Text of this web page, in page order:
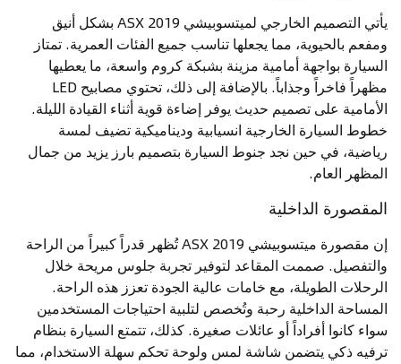
يأتي التصميم الخارجي لميتسوبيشي ASX 2019 بشكل أنيق
ومفعم بالحيوية، مما يجعلها تناسب جميع الفئات العمرية. تمتاز
السيارة بواجهة أمامية مزينة بشبكة كروم واسعة، ما يعطيها
مظهراً فاخراً وجذاباً. بالإضافة إلى ذلك، تحتوي مصابيح LED
الأمامية على تصميم حديث يوفر إضاءة قوية أثناء القيادة الليلة.
خطوط السيارة الخارجية انسيابية وديناميكية تضيف لمسة
رياضية، في حين نجد جنوط السيارة بتصميم بارز يزيد من جمال
المظهر العام.
المقصورة الداخلية
إن مقصورة ميتسوبيشي ASX 2019 تُظهر قدراً كبيراً من الراحة
والتفصيل. صممت المقاعد لتوفير تجربة جلوس مريحة خلال
الرحلات الطويلة، مع خامات عالية الجودة تعزز هذه الراحة.
المساحة الداخلية رحبة وتُخصص لتلبية احتياجات المستخدمين
سواء كانوا أفراداً أو عائلات صغيرة. كذلك، تتمتع السيارة بنظام
ترفيه ذكي يتضمن شاشة لمس ولوحة تحكم سهلة الاستخدام، مما